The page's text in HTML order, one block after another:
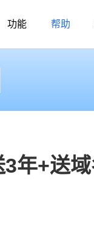
功能 帮助
年+送域